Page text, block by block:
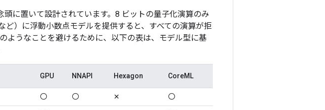
に置いて設計されています。8 ビットの量子化演算のみ
ど）に浮動小数点モデルを提供すると、すべての演算が拒
ようなことを避けるために、以下の表は、モデル型に基
GPU NNAPI Hexagon CoreML
〇 〇 ✕ 〇